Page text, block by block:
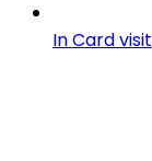
In Card visit